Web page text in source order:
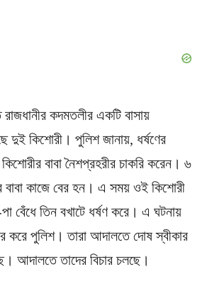
কদমতলীর একটি বাসায়
দুই কিশোরী। পুলিশ জানায়, ধর্ষণের
বাবা নৈশপ্রহরীর চাকরি করেন। ৬
বাবা কাজে বের হন। এ সময় ওই কিশোরী
বেঁধে তিন বখাটে ধর্ষণ করে। এ ঘটনায়
করে পুলিশ। তারা আদালতে দোষ স্বীকার
আদালতে তাদের বিচার চলছে।